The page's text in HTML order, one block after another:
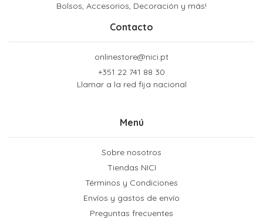
Bolsos, Accesorios, Decoración y más!
Contacto
onlinestore@nici.pt
+351 22 741 88 30
Llamar a la red fija nacional
Menú
Sobre nosotros
Tiendas NICI
Términos y Condiciones
Envíos y gastos de envío
Preguntas frecuentes